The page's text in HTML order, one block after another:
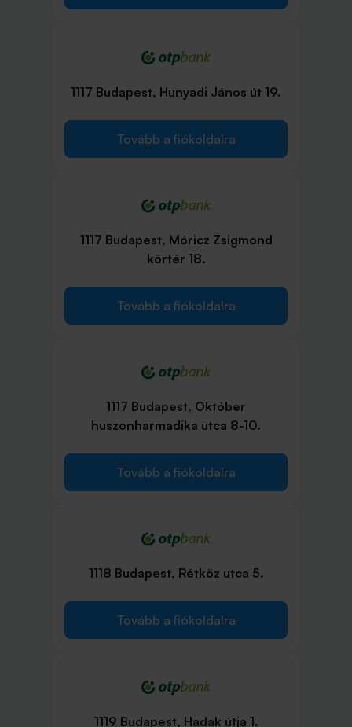
1117 Budapest, Hunyadi János út 19.
Tovább a fiókoldalra
1117 Budapest, Móricz Zsigmond
körtér 18.
Tovább a fiókoldalra
1117 Budapest, Október
huszonharmadika utca 8-10.
Tovább a fiókoldalra
1118 Budapest, Rétköz utca 5.
Tovább a fiókoldalra
1119 Budapest, Hadak útja 1.